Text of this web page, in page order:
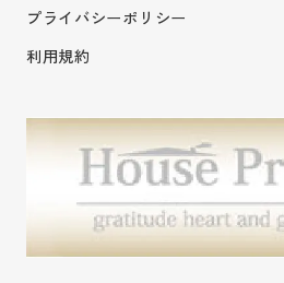
プライバシーポリシー
利用規約